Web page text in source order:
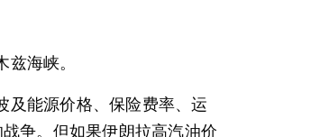
海峡。
及能源价格、保险费率、运
争。但如果伊朗拉高汽油价